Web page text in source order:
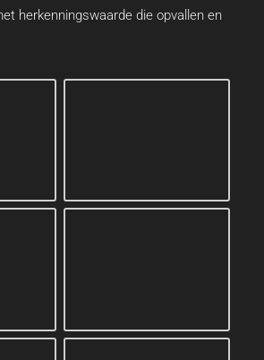
herkenningswaarde die opvallen en